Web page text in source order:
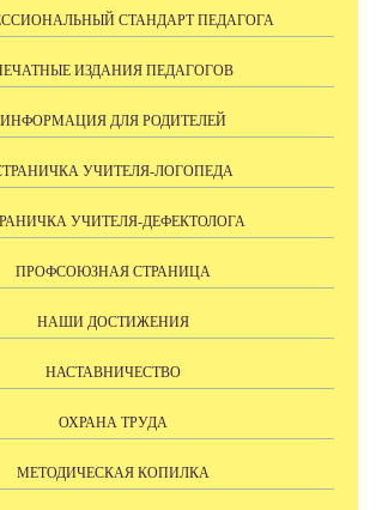
СТАНДАРТ ПЕДАГОГА
ИЗДАНИЯ ПЕДАГОГОВ
ИНФОРМАЦИЯ ДЛЯ РОДИТЕЛЕЙ
УЧИТЕЛЯ-ЛОГОПЕДА
УЧИТЕЛЯ-ДЕФЕКТОЛОГА
ПРОФСОЮЗНАЯ СТРАНИЦА
НАШИ ДОСТИЖЕНИЯ
НАСТАВНИЧЕСТВО
ОХРАНА ТРУДА
МЕТОДИЧЕСКАЯ КОПИЛКА